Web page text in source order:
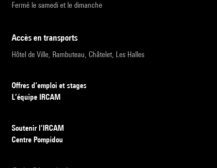
Fermé le samedi et le dimanche
accès en transports
Hôtel de Ville, Rambuteau, Châtelet, Les Halles
Offres d’emploi et stages
L’équipe IRCAM
Soutenir l’IRCAM
Centre Pompidou